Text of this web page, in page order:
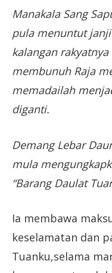
Manakala Sang
pula menuntut
kalangan
membunuh Raja
memadailah
diganti.
Demang Lebar
mula
“Barang Daulat
Ia membawa
keselamatan dan
Tuanku,selama